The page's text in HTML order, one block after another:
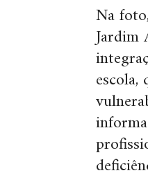
Na
Jardim